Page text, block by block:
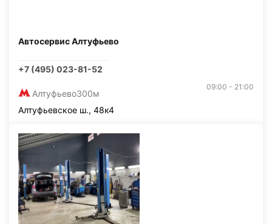
Автосервис Алтуфьево
+7 (495) 023-81-52
Алтуфьево300м
09:00 - 21:00
Алтуфьевское ш., 48к4